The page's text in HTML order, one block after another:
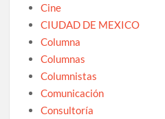
Cine
CIUDAD DE MEXICO
Columna
Columnas
Columnistas
Comunicación
Consultoría